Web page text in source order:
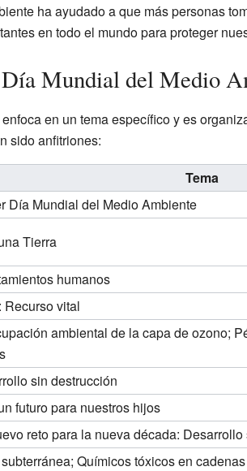
ha ayudado a que más personas
en todo el mundo para proteger
Mundial del Medio
en un tema específico y es
sido anfitriones:
Tema
Día Mundial del Medio Ambiente
Tierra
humanos
Recurso vital
ambiental de la capa de ozono;
sin destrucción
futuro para nuestros hijos
reto para la nueva década:
Químicos tóxicos en